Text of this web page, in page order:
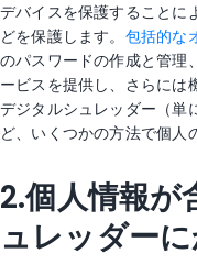
デバイスを保護することに
どを保護します。 包括的な
のパスワードの作成と管理
ービスを提供し、さらには
デジタルシュレッダー（単
ど、いくつかの方法で個人
2.個人情報が
ュレッダー